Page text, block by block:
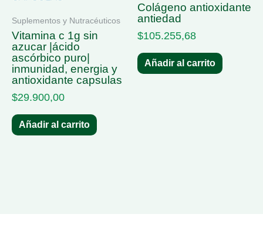
Suplementos y Nutracéuticos
vitamina c 1g sin
azucar |ácido
ascórbico puro|
inmunidad, energia y
antioxidante capsulas
$29.900,00
Añadir al carrito
colágeno antioxidante
antiedad
$105.255,68
Añadir al carrito